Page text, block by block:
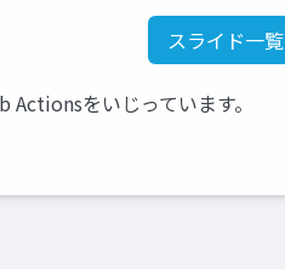
スライド一覧
をいじっています。